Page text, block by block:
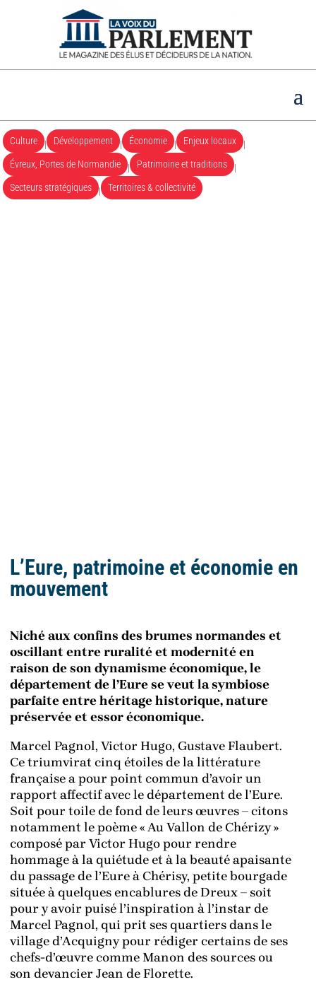
Culture | Développement | Économie | Enjeux locaux
|
Évreux, Portes de Normandie
| Patrimoine et traditions
|
Secteurs stratégiques
| Territoires & collectivité
L’Eure, patrimoine et économie en
mouvement
Niché aux confins des brumes normandes et
oscillant entre ruralité et modernité en
raison de son dynamisme économique, le
département de l’Eure se veut la symbiose
parfaite entre héritage historique, nature
préservée et essor économique.
Marcel Pagnol, Victor Hugo, Gustave Flaubert.
Ce triumvirat cinq étoiles de la littérature
française a pour point commun d’avoir un
rapport affectif avec le département de l’Eure.
Soit pour toile de fond de leurs œuvres – citons
notamment le poème « Au Vallon de Chérizy »
composé par Victor Hugo pour rendre
hommage à la quiétude et à la beauté apaisante
du passage de l’Eure à Chérisy, petite bourgade
située à quelques encablures de Dreux – soit
pour y avoir puisé l’inspiration à l’instar de
Marcel Pagnol, qui prit ses quartiers dans le
village d’Acquigny pour rédiger certains de ses
chefs-d’œuvre comme Manon des sources ou
son devancier Jean de Florette.